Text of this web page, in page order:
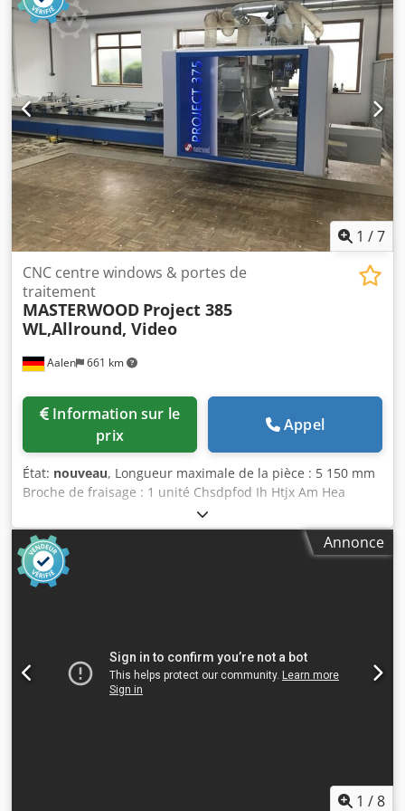
travail pour maintenir la pièce en cours de traitement N° 1
électrobroche à 5 axes, 10 KW, avec changement d'outil
automatique, cônes type Hsk F63 Tête d'alésage à 24
broches comme suit : N. 12 broches verticales à axe Y N. 6
broches verticales à axe X N. 4 broches horizontales axe Y
N. 2 broches horizontales à axe X Système de changement
d'outil automatique à 18 positions - positionné à l'arrière
de la machine Système de protection et de sécurité
frontale avec tapis et filets périmétriques Système de
lubrification automatique Système de climatisation pour le
tableau Pompe à vide n°1 Csdpfx Aowwiybsm Hjha
1 /7
Aalen 661 km
CNC centre windows & portes de
traitement
MASTERWOOD Project 385
WL,Allround, Video
prix
Appel
État: nouveau, Longueur maximale de la pièce : 5 150 mm
Broche de fraisage : 1 unité Chsdpfod Ih Htjx Am Hea
Moteur principal : 16 kW Système de commande : Beckhoff
CNC Nombre d’axes : 5 Centre d’usinage CNC Masterwood
Project 385 WL, MACHINE NEUVE La solution polyvalente
pour : Fenêtres, arcades et portes Aménagement intérieur
Murs-rideaux Usinage 5 axes de toutes sortes Description
double palier avec porte-outil HSK 63 F - Tête de perçage
fixe avec 19 broches avec 7 broches de perçage verticales
sélectionnables individuellement dans la direction X avec 6
Annonce
1 /8